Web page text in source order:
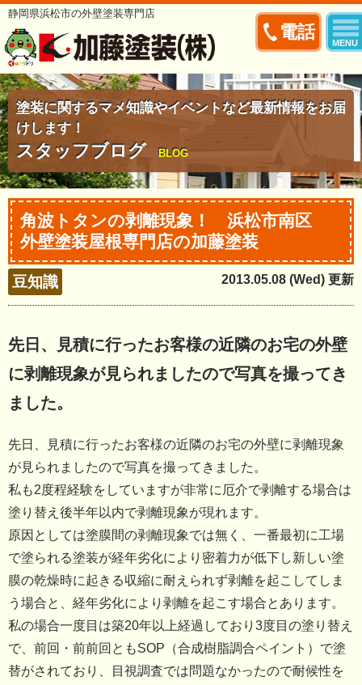
電話
MENU
静岡県浜松市の外壁塗装専門店
塗装に関するマメ知識やイベントなど最新情報をお届
けします！
スタッフブログ BLOG
角波トタンの剥離現象！ 浜松市南区
外壁塗装屋根専門店の加藤塗装
豆知識 2013.05.08 (Wed) 更新
先日、見積に行ったお客様の近隣のお宅の外壁
に剥離現象が見られましたので写真を撮ってき
ました。
先日、見積に行ったお客様の近隣のお宅の外壁に剥離現象
が見られましたので写真を撮ってきました。
私も2度程経験をしていますが非常に厄介で剥離する場合は
塗り替え後半年以内で剥離現象が現れます。
原因としては塗膜間の剥離現象では無く、一番最初に工場
で塗られる塗装が経年劣化により密着力が低下し新しい塗
膜の乾燥時に起きる収縮に耐えられず剥離を起こしてしま
う場合と、経年劣化により剥離を起こす場合とあります。
私の場合一度目は築20年以上経過しており3度目の塗り替え
で、前回・前前回ともSOP（合成樹脂調合ペイント）で塗
替がされており、目視調査では問題なかったので耐候性を